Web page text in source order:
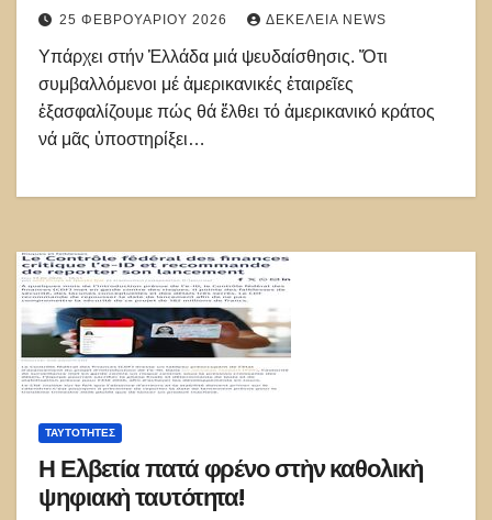
25 ΦΕΒΡΟΥΑΡΊΟΥ 2026 ΔΕΚΈΛΕΙΑ NEWS
Υπάρχει στήν Ἑλλάδα μιά ψευδαίσθησις. Ὅτι
συμβαλλόμενοι μέ ἀμερικανικές ἑταιρεῖες
ἐξασφαλίζουμε πώς θά ἔλθει τό ἀμερικανικό κράτος
νά μᾶς ὑποστηρίξει…
ΤΑΥΤΌΤΗΤΕΣ
Η Ελβετία πατά φρένο στὴν καθολικὴ
ψηφιακὴ ταυτότητα!